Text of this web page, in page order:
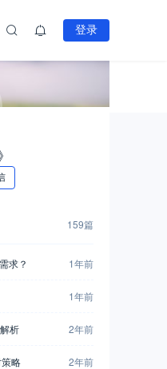
登录
159篇
求？ 1年前
1年前
析 2年前
略 2年前